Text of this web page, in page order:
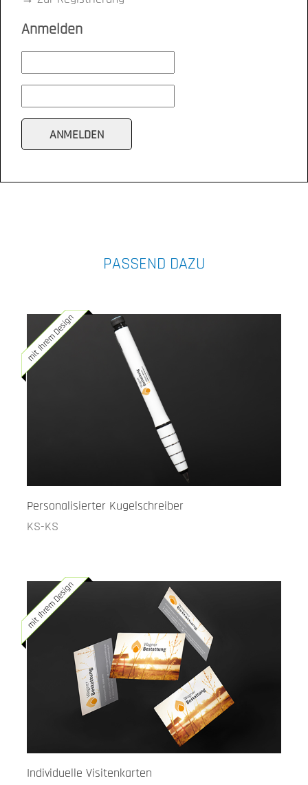
Anmelden
PASSEND DAZU
mit Ihrem Design
Personalisierter Kugelschreiber
KS-KS
mit Ihrem Design
Individuelle Visitenkarten